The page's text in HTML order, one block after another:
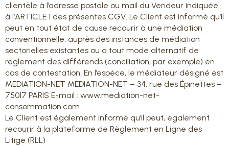
clientèle à l’adresse postale ou mail du Vendeur indiquée
à l’ARTICLE 1 des présentes CGV. Le Client est informé qu’il
peut en tout état de cause recourir à une médiation
conventionnelle, auprès des instances de médiation
sectorielles existantes ou à tout mode alternatif de
règlement des différends (conciliation, par exemple) en
cas de contestation. En l’espèce, le médiateur désigné est
MEDIATION-NET MEDIATION-NET – 34, rue des Épinettes –
75017 PARIS E-mail : www.mediation-net-
consommation.com
Le Client est également informé qu’il peut, également
recourir à la plateforme de Règlement en Ligne des
Litige (RLL)